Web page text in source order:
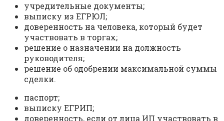
учредительные документы;
выписку из ЕГРЮЛ;
доверенность на человека, который будет
участвовать в торгах;
решение о назначении на должность
руководителя;
решение об одобрении максимальной суммы
сделки.
паспорт;
выписку ЕГРИП;
доверенность, если от лица ИП участвовать в